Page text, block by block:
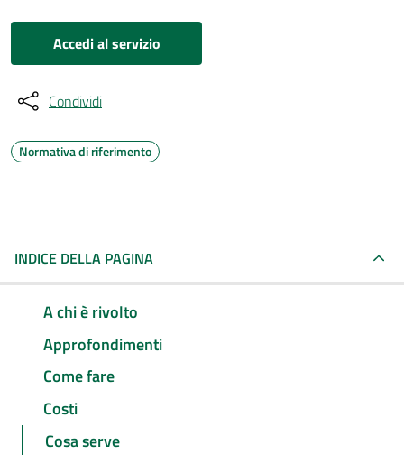
Accedi al servizio
Condividi
Normativa di riferimento
INDICE DELLA PAGINA
A chi è rivolto
Approfondimenti
Come fare
Costi
Cosa serve